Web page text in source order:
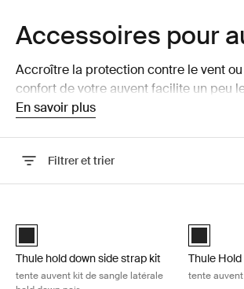
Accessoires pour
Accroître la protection contre le vent
confort de votre auvent facilite un peu
votre autocaravane, caravane,
En savoir plus
Filtrer et trier
Trousse de sangle latérale pour fixation Thule
Thule hold down side strap kit
tente auvent kit de sangle latérale
Trousse
Thule Hold
tente